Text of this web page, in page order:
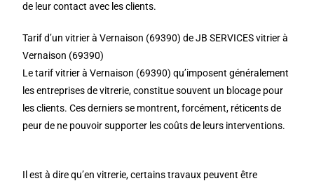
de leur contact avec les clients.
Tarif d’un vitrier à Vernaison (69390) de JB SERVICES vitrier à
Vernaison (69390)
Le tarif vitrier à Vernaison (69390) qu’imposent généralement
les entreprises de vitrerie, constitue souvent un blocage pour
les clients. Ces derniers se montrent, forcément, réticents de
peur de ne pouvoir supporter les coûts de leurs interventions.
Il est à dire qu’en vitrerie, certains travaux peuvent être